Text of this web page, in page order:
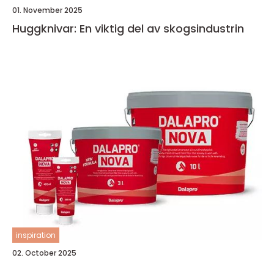
01. November 2025
Huggknivar: En viktig del av skogsindustrin
inspiration
02. October 2025